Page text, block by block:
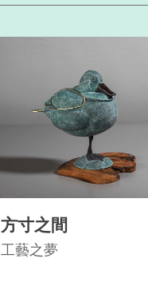
方寸之間
工藝之夢